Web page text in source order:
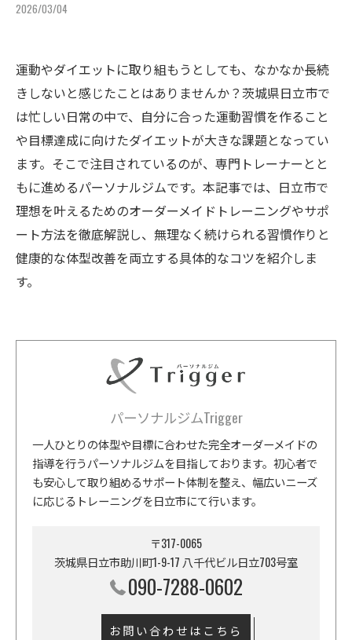
2026/03/04
運動やダイエットに取り組もうとしても、なかなか長続
きしないと感じたことはありませんか？茨城県日立市で
は忙しい日常の中で、自分に合った運動習慣を作ること
や目標達成に向けたダイエットが大きな課題となってい
ます。そこで注目されているのが、専門トレーナーとと
もに進めるパーソナルジムです。本記事では、日立市で
理想を叶えるためのオーダーメイドトレーニングやサポ
ート方法を徹底解説し、無理なく続けられる習慣作りと
健康的な体型改善を両立する具体的なコツを紹介しま
す。
パーソナルジムTrigger
一人ひとりの体型や目標に合わせた完全オーダーメイドの
指導を行うパーソナルジムを目指しております。初心者で
も安心して取り組めるサポート体制を整え、幅広いニーズ
に応じるトレーニングを日立市にて行います。
〒317-0065
茨城県日立市助川町1-9-17 八千代ビル日立703号室
090-7288-0602
お問い合わせはこちら